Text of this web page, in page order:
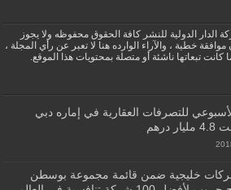
الدار الدولية للنشر كافة الحقوق محفوظه ولا يجوز
خطية ، والآراء الوارده هنا لا تعبر عن رأي المجلة ،
تبعاتها ناشئة أو متصلة بمحتويات هذا الموقع.
للتصرفات العقارية في إماره دبي
درهم
خليجية ضمن قائمة مجموعة بوسطن